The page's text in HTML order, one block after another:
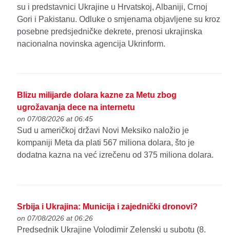
su i predstavnici Ukrajine u Hrvatskoj, Albaniji, Crnoj
Gori i Pakistanu. Odluke o smjenama objavljene su kroz
posebne predsjedničke dekrete, prenosi ukrajinska
nacionalna novinska agencija Ukrinform.
Blizu milijarde dolara kazne za Metu zbog
ugrožavanja dece na internetu
on 07/08/2026 at 06:45
Sud u američkoj državi Novi Meksiko naložio je
kompaniji Meta da plati 567 miliona dolara, što je
dodatna kazna na već izrečenu od 375 miliona dolara.
Srbija i Ukrajina: Municija i zajednički dronovi?
on 07/08/2026 at 06:26
Predsednik Ukrajine Volodimir Zelenski u subotu (8.